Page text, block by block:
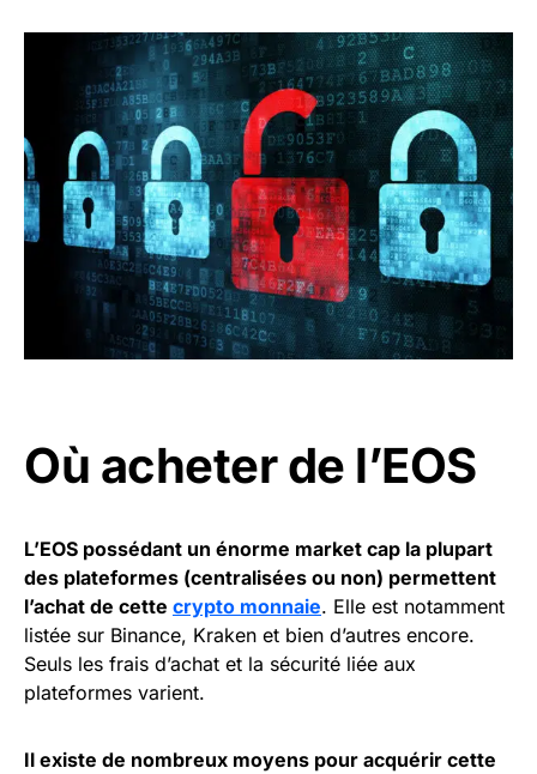
Où acheter de l’EOS
L’EOS possédant un énorme market cap la plupart
des plateformes (centralisées ou non) permettent
l’achat de cette crypto monnaie. Elle est notamment
listée sur Binance, Kraken et bien d’autres encore.
Seuls les frais d’achat et la sécurité liée aux
plateformes varient.
Il existe de nombreux moyens pour acquérir cette